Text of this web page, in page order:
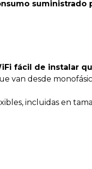
suministrado
fácil de instalar
van desde
incluidas en